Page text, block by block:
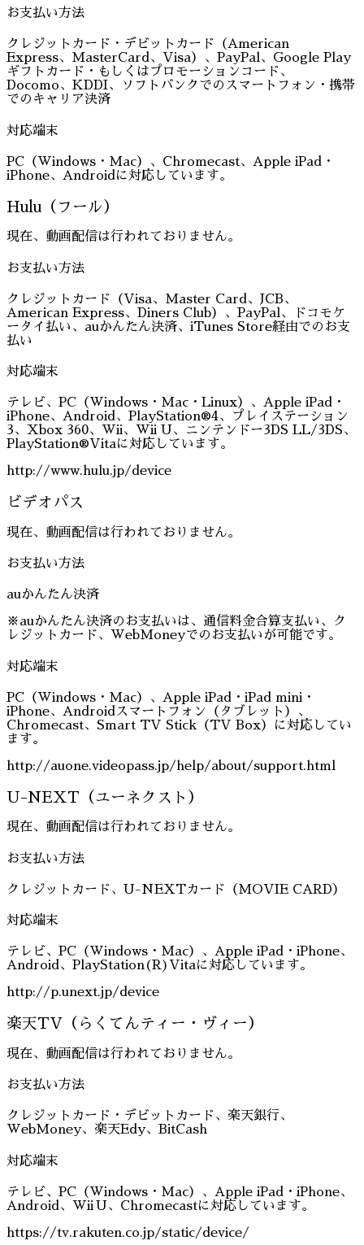
お支払い方法
クレジットカード・デビットカード（American
Express、MasterCard、Visa）、PayPal、Google Play
ギフトカード・もしくはプロモーションコード、
Docomo、KDDI、ソフトバンクでのスマートフォン・携帯
でのキャリア決済
対応端末
PC（Windows・Mac）、Chromecast、Apple iPad・
iPhone、Androidに対応しています。
Hulu（フール）
現在、動画配信は行われておりません。
お支払い方法
クレジットカード（Visa、Master Card、JCB、
American Express、Diners Club）、PayPal、ドコモケ
ータイ払い、auかんたん決済、iTunes Store経由でのお支
払い
対応端末
テレビ、PC（Windows・Mac・Linux）、Apple iPad・
iPhone、Android、PlayStation®4、プレイステーション
3、Xbox 360、Wii、Wii U、ニンテンドー3DS LL/3DS、
PlayStation®Vitaに対応しています。
http://www.hulu.jp/device
ビデオパス
現在、動画配信は行われておりません。
お支払い方法
auかんたん決済
※auかんたん決済のお支払いは、通信料金合算支払い、ク
レジットカード、WebMoneyでのお支払いが可能です。
対応端末
PC（Windows・Mac）、Apple iPad・iPad mini・
iPhone、Androidスマートフォン（タブレット）、
Chromecast、Smart TV Stick（TV Box）に対応してい
ます。
http://auone.videopass.jp/help/about/support.html
U-NEXT（ユーネクスト）
現在、動画配信は行われておりません。
お支払い方法
クレジットカード、U-NEXTカード（MOVIE CARD）
対応端末
テレビ、PC（Windows・Mac）、Apple iPad・iPhone、
Android、PlayStation(R)Vitaに対応しています。
http://p.unext.jp/device
楽天TV（らくてんティー・ヴィー）
現在、動画配信は行われておりません。
お支払い方法
クレジットカード・デビットカード、楽天銀行、
WebMoney、楽天Edy、BitCash
対応端末
テレビ、PC（Windows・Mac）、Apple iPad・iPhone、
Android、Wii U、Chromecastに対応しています。
https://tv.rakuten.co.jp/static/device/